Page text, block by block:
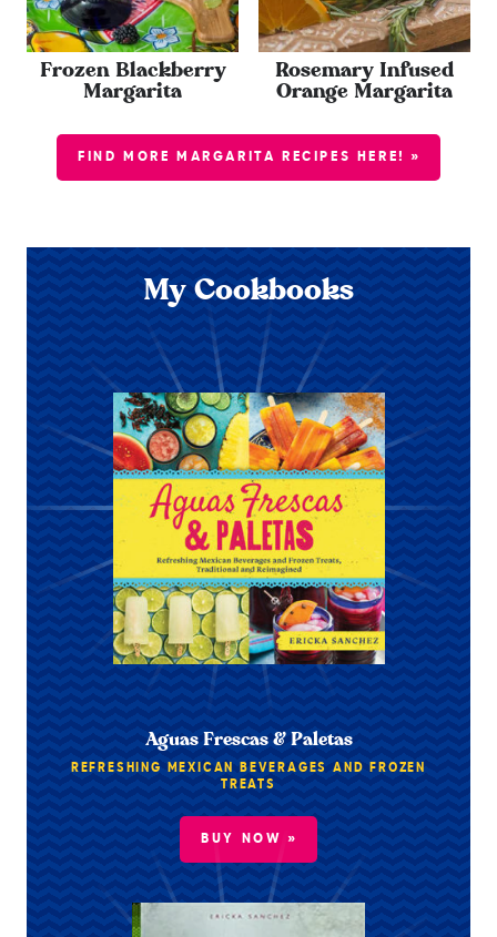
Frozen Blackberry
Margarita
Rosemary Infused
Orange Margarita
FIND MORE MARGARITA RECIPES HERE! »
My Cookbooks
Aguas Frescas & Paletas
REFRESHING MEXICAN BEVERAGES AND FROZEN
TREATS
BUY NOW »